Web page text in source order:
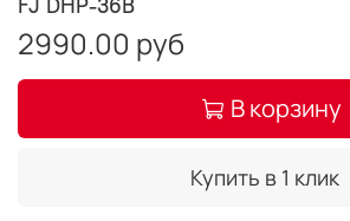
2990.00 руб
В корзину
Купить в 1 клик